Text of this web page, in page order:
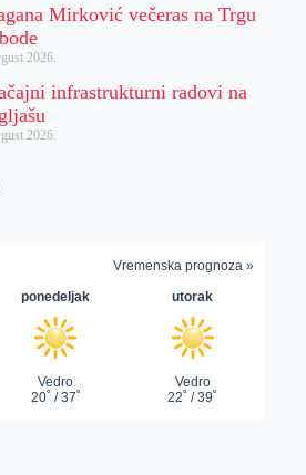
Mirković večeras na Trgu
2026.
infrastrukturni radovi na
2026.